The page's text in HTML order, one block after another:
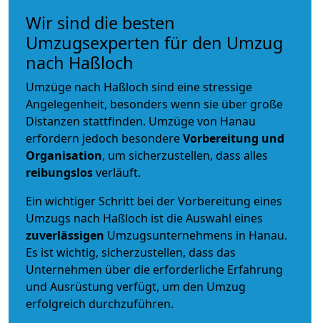
Wir sind die besten
Umzugsexperten für den Umzug
nach Haßloch
Umzüge nach Haßloch sind eine stressige
Angelegenheit, besonders wenn sie über große
Distanzen stattfinden. Umzüge von Hanau
erfordern jedoch besondereVorbereitung und
Organisation, um sicherzustellen, dass alles
reibungslosverläuft.
Ein wichtiger Schritt bei der Vorbereitung eines
Umzugs nach Haßloch ist die Auswahl eines
zuverlässigen Umzugsunternehmens in Hanau.
Es ist wichtig, sicherzustellen, dass das
Unternehmen über die erforderliche Erfahrung
und Ausrüstung verfügt, um den Umzug
erfolgreich durchzuführen.